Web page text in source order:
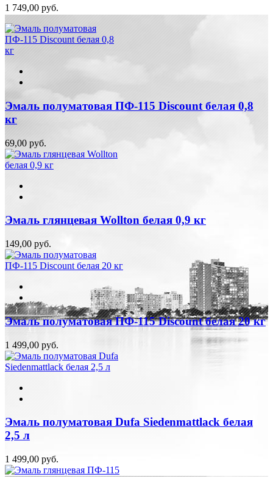
1 749,00 руб.
Эмаль полуматовая ПФ-115 Discount белая 0,8
кг
69,00 руб.
Эмаль глянцевая Wollton белая 0,9 кг
149,00 руб.
Эмаль полуматовая ПФ-115 Discount белая 20 кг
1 499,00 руб.
Эмаль полуматовая Dufa Siedenmattlack белая
2,5 л
1 499,00 руб.